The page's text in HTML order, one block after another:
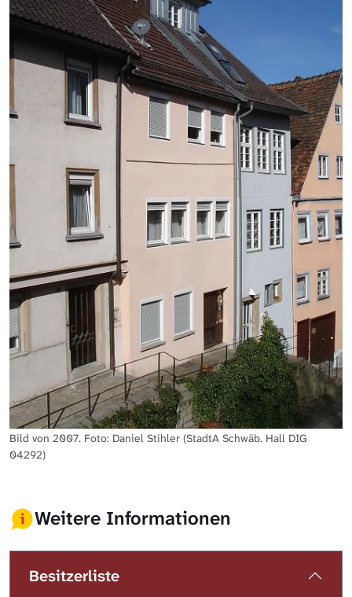
Bild von 2007. Foto: Daniel Stihler (StadtA Schwäb. Hall DIG
04292)
Weitere Informationen
Besitzerliste